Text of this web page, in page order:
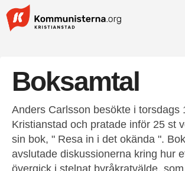
Boksamtal
Anders Carlsson besökte i torsdags
Kristianstad och pratade inför 25 st
sin bok, " Resa in i det okända ".
avslutade diskussionerna kring hur
övergick i stelnat byråkratvälde,